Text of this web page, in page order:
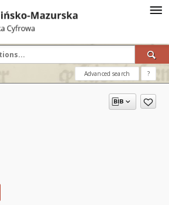
Advanced search ?